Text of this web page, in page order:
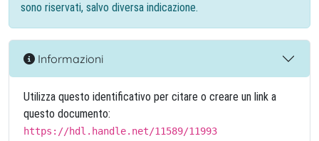
sono riservati, salvo diversa indicazione.
Informazioni
Utilizza questo identificativo per citare o creare un link a
questo documento:
https://hdl.handle.net/11589/11993